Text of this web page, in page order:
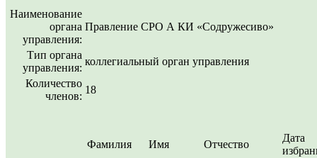
Наименование
органа
управления:
Правление СРО А КИ «Содружесиво»
Тип органа
управления:
коллегиальный орган управления
Количество
членов:
18
Фамилия Имя Отчество
Дата